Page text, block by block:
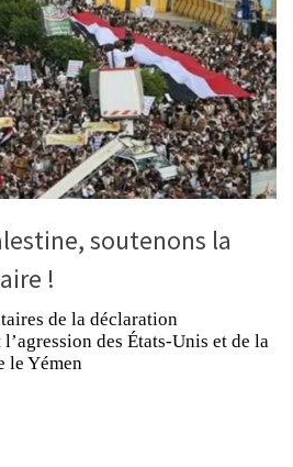
soutenons la
!
de la déclaration
des États-Unis et de la
le Yémen